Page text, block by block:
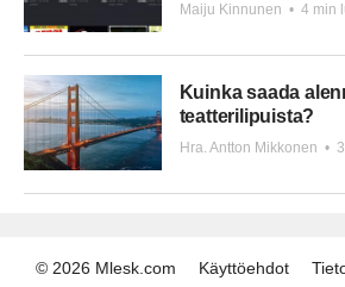
Maiju Kinnunen • 4 min
Kuinka saada
teatterilipuista?
Hra. Antton Mikkonen •
© 2026 Mlesk.com Käyttöehdot